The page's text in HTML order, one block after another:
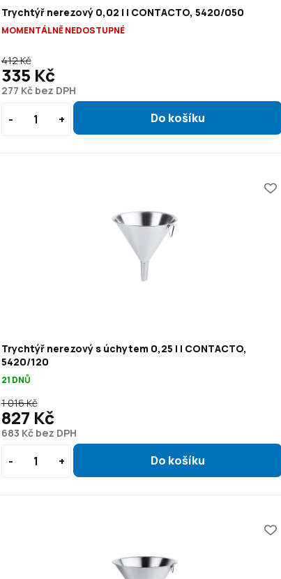
Trychtýř nerezový 0,02 l | CONTACTO, 5420/050
MOMENTÁLNĚ NEDOSTUPNÉ
277 Kč bez DPH
412 Kč
335 Kč
Trychtýř nerezový s úchytem 0,25 l | CONTACTO,
5420/120
21 DNŮ
683 Kč bez DPH
1 016 Kč
827 Kč